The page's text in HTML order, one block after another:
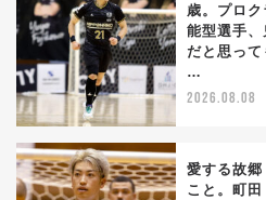
歳。プロ
能型選手
だと思っ
…
2026.08.08
愛する故
こと。町